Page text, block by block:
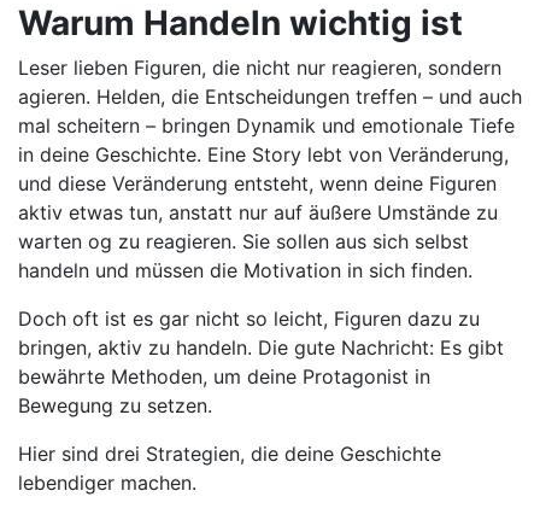
Warum Handeln wichtig ist
Leser lieben Figuren, die nicht nur reagieren, sondern
agieren. Helden, die Entscheidungen treffen – und auch
mal scheitern – bringen Dynamik und emotionale Tiefe
in deine Geschichte. Eine Story lebt von Veränderung,
und diese Veränderung entsteht, wenn deine Figuren
aktiv etwas tun, anstatt nur auf äußere Umstände zu
warten og zu reagieren. Sie sollen aus sich selbst
handeln und müssen die Motivation in sich finden.
Doch oft ist es gar nicht so leicht, Figuren dazu zu
bringen, aktiv zu handeln. Die gute Nachricht: Es gibt
bewährte Methoden, um deine Protagonist in
Bewegung zu setzen.
Hier sind drei Strategien, die deine Geschichte
lebendiger machen.